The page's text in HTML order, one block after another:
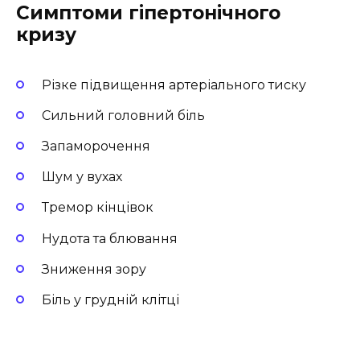
Симптоми гіпертонічного
кризу
Різке підвищення артеріального тиску
Сильний головний біль
Запаморочення
Шум у вухах
Тремор кінцівок
Нудота та блювання
Зниження зору
Біль у грудній клітці